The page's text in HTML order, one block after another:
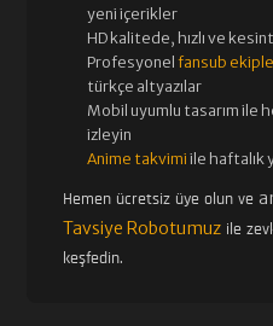
51. BÖLÜM
yeni içerikler
HD kalitede, hızlı ve
Profesyonelfansub
türkçe altyazılar
Mobil uyumlu tasarım ile
izleyin
Anime takvimi ile haftalık
Hemen ücretsiz üye olun ve
Tavsiye Robotumuz ile
keşfedin.